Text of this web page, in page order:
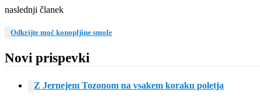
naslednji članek
Odkrijte moč konopljine smole
Novi prispevki
Z Jernejem Tozonom na vsakem koraku poletja